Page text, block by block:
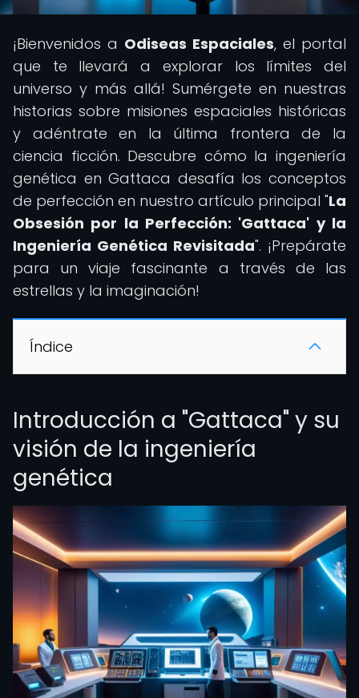
¡Bienvenidos a Odiseas Espaciales, el portal
que te llevará a explorar los límites del
universo y más allá! Sumérgete en nuestras
historias sobre misiones espaciales históricas
y adéntrate en la última frontera de la
ciencia ficción. Descubre cómo la ingeniería
genética en Gattaca desafía los conceptos
de perfección en nuestro artículo principal "La
Obsesión por la Perfección: 'Gattaca' y la
Ingeniería Genética Revisitada". ¡Prepárate
para un viaje fascinante a través de las
estrellas y la imaginación!
Índice
Introducción a "Gattaca" y su
visión de la ingeniería
genética